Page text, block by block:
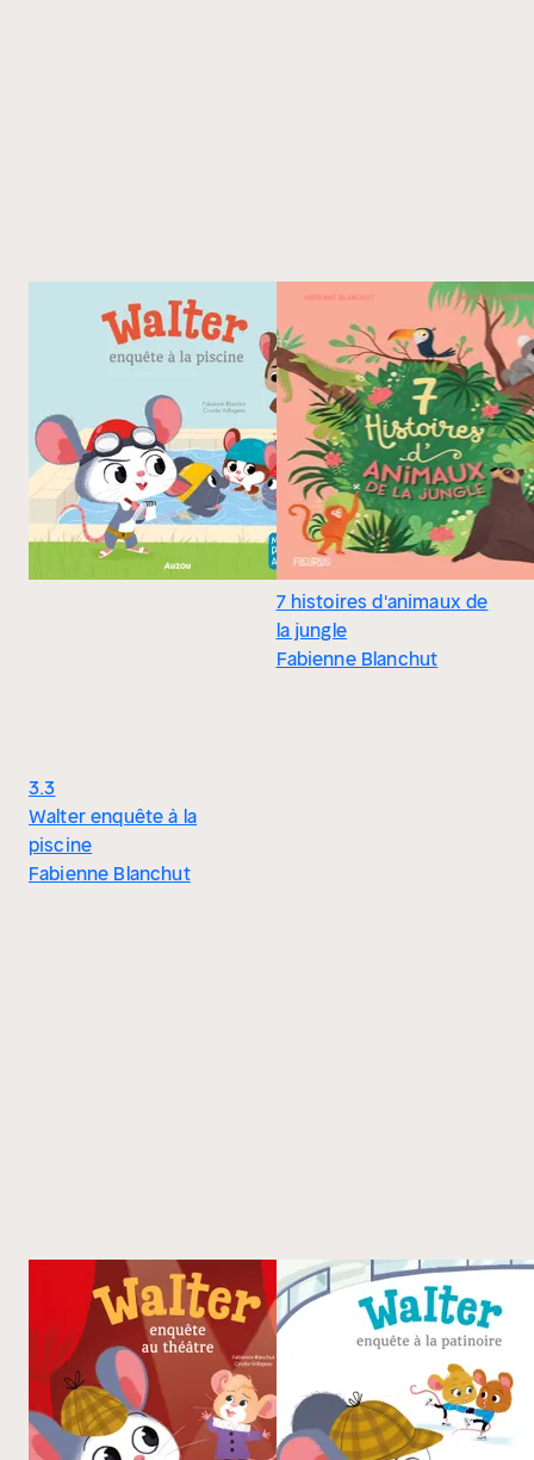
3.3
Walter enquête à la
piscine
Fabienne Blanchut
7 histoires d'animaux de
la jungle
Fabienne Blanchut